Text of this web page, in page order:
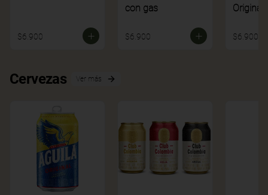
$6.900
con gas
$6.900
Original
$6.900
Cervezas Ver más